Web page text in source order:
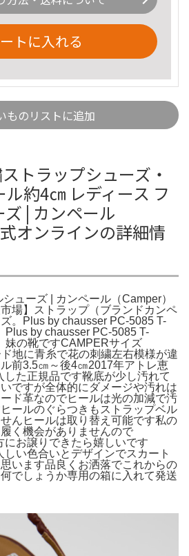
トに入れる
ものリストに追加
トラップシューズ・
約4㎝ レディース フ
| カンペール
オンラインの詳細情
ューズ | カンペール（Camper）
場】ストラップ（ブランドカンペ
。Plus by chausser PC-5085 T-
by chausser PC-5085 T-
妹の靴ですCAMPERサイズ
地に青糸で花の刺繍左右模様が違
前3.5㎝～後4㎝2017年アトレ恵
た正規品です靴底が少し汚れて
ですが全体的にダメージや汚れは
ド革なのでヒールは光の加減で汚
ールのぐらつきもストラップベル
んヒールは取り替え可能です私の
く機会がありませんので
お譲りできたら嬉しいです
い色合いとデザインでスカート
います品良くお洒落でこれからの
でしょうか専用の箱に入れて発送